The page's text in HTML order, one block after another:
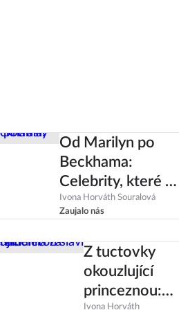
Od Marilyn po
Beckhama:
Celebrity, které si
potřásly rukou s
královnou
Ivona Horváth Souralová
Zaujalo nás
Z tuctovky
okouzlující
princeznou:
Ivona Horváth